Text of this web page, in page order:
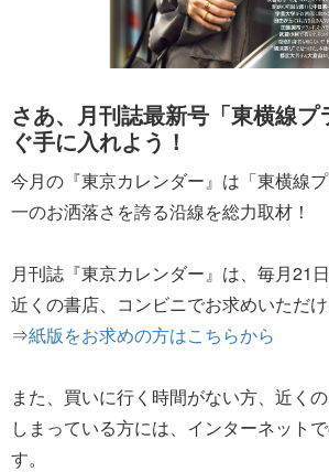
さあ、月刊誌最新号「東横線プ
ぐ手に入れよう！
今月の『東京カレンダー』は「東横線
一のお洒落さを誇る沿線を総力取材！
月刊誌『東京カレンダー』は、毎月21
近くの書店、コンビニでお求めいただけ
⇒紙版をお求めの方はこちらから
また、買いに行く時間がない方、近く
しまっている方には、インターネット
す。